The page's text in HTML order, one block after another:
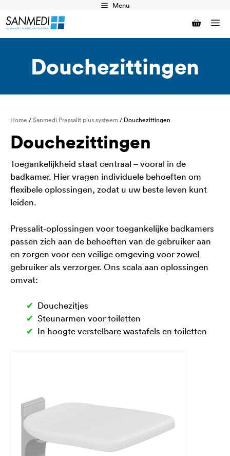
naar
de
Menu
Douchezittingen
Home /Sanmedi Pressalit plus systeem/ Douchezittingen
Douchezittingen
Toegankelijkheid staat centraal – vooral in de
badkamer. Hier vragen individuele behoeften om
flexibele oplossingen, zodat u uw beste leven kunt
leiden.
Pressalit-oplossingen voor toegankelijke badkamers
passen zich aan de behoeften van de gebruiker aan
en zorgen voor een veilige omgeving voor zowel
gebruiker als verzorger. Ons scala aan oplossingen
omvat:
Douchezitjes
Steunarmen voor toiletten
In hoogte verstelbare wastafels en toiletten